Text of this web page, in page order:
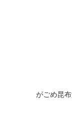
がごめ昆